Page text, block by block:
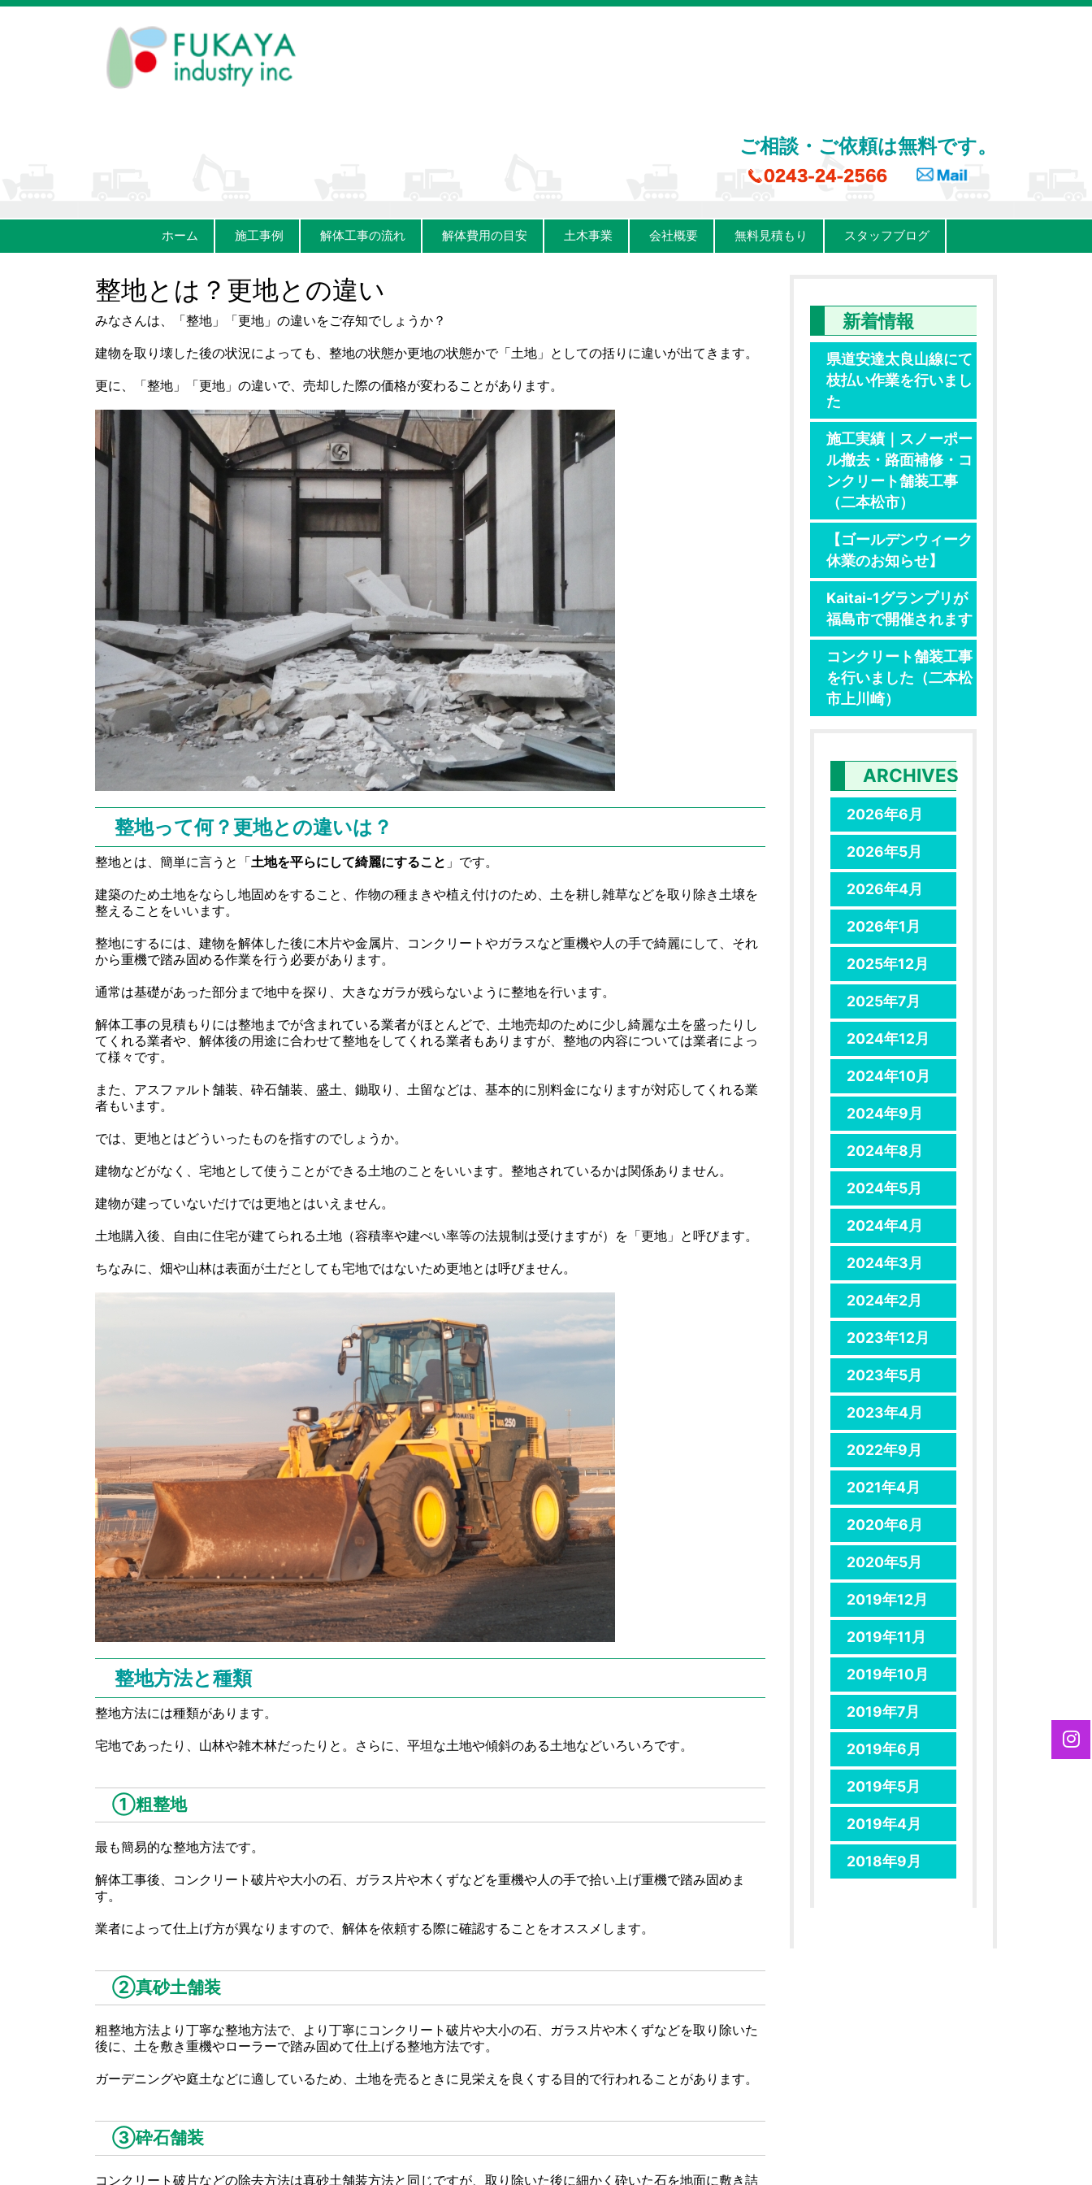
ご相談・ご依頼は無料です。
ホーム 施工事例 解体工事の流れ 解体費用の目安 土木事業 会社概要 無料見積もり スタッフブログ
整地とは？更地との違い
みなさんは、「整地」「更地」の違いをご存知でしょうか？
建物を取り壊した後の状況によっても、整地の状態か更地の状態かで「土地」としての括りに違いが出てきます。
更に、「整地」「更地」の違いで、売却した際の価格が変わることがあります。
整地って何？更地との違いは？
整地とは、簡単に言うと「土地を平らにして綺麗にすること 」です。
建築のため土地をならし地固めをすること、作物の種まきや植え付けのため、土を耕し雑草などを取り除き土壌を
整えることをいいます。
整地にするには、建物を解体した後に木片や金属片、コンクリートやガラスなど重機や人の手で綺麗にして、それ
から重機で踏み固める作業を行う必要があります。
通常は基礎があった部分まで地中を探り、大きなガラが残らないように整地を行います。
解体工事の見積もりには整地までが含まれている業者がほとんどで、土地売却のために少し綺麗な土を盛ったりし
てくれる業者や、解体後の用途に合わせて整地をしてくれる業者もありますが、整地の内容については業者によっ
て様々です。
また、アスファルト舗装、砕石舗装、盛土、鋤取り、土留などは、基本的に別料金になりますが対応してくれる業
者もいます。
では、更地とはどういったものを指すのでしょうか。
建物などがなく、宅地として使うことができる土地のことをいいます。整地されているかは関係ありません。
建物が建っていないだけでは更地とはいえません。
土地購入後、自由に住宅が建てられる土地（容積率や建ぺい率等の法規制は受けますが）を「更地」と呼びます。
ちなみに、畑や山林は表面が土だとしても宅地ではないため更地とは呼びません。
整地方法と種類
整地方法には種類があります。
宅地であったり、山林や雑木林だったりと。さらに、平坦な土地や傾斜のある土地などいろいろです。
①粗整地
最も簡易的な整地方法です。
解体工事後、コンクリート破片や大小の石、ガラス片や木くずなどを重機や人の手で拾い上げ重機で踏み固めま
す。
業者によって仕上げ方が異なりますので、解体を依頼する際に確認することをオススメします。
②真砂土舗装
粗整地方法より丁寧な整地方法で、より丁寧にコンクリート破片や大小の石、ガラス片や木くずなどを取り除いた
後に、土を敷き重機やローラーで踏み固めて仕上げる整地方法です。
ガーデニングや庭土などに適しているため、土地を売るときに見栄えを良くする目的で行われることがあります。
③砕石舗装
コンクリート破片などの除去方法は真砂土舗装方法と同じですが、取り除いた後に細かく砕いた石を地面に敷き詰
新着情報
県道安達太良山線にて
枝払い作業を行いまし
た
施工実績｜スノーポー
ル撤去・路面補修・コ
ンクリート舗装工事
（二本松市）
【ゴールデンウィーク
休業のお知らせ】
Kaitai-1グランプリが
福島市で開催されます
コンクリート舗装工事
を行いました（二本松
市上川崎）
ARCHIVES
2026年6月
2026年5月
2026年4月
2026年1月
2025年12月
2025年7月
2024年12月
2024年10月
2024年9月
2024年8月
2024年5月
2024年4月
2024年3月
2024年2月
2023年12月
2023年5月
2023年4月
2022年9月
2021年4月
2020年6月
2020年5月
2019年12月
2019年11月
2019年10月
2019年7月
2019年6月
2019年5月
2019年4月
2018年9月